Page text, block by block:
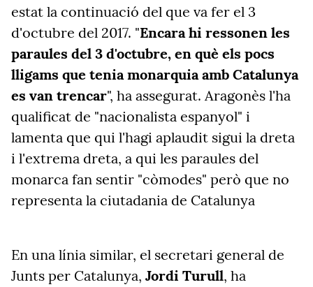
estat la continuació del que va fer el 3
d'octubre del 2017. "Encara hi ressonen les
paraules del 3 d'octubre, en què els pocs
lligams que tenia monarquia amb Catalunya
es van trencar", ha assegurat. Aragonès l'ha
qualificat de "nacionalista espanyol" i
lamenta que qui l'hagi aplaudit sigui la dreta
i l'extrema dreta, a qui les paraules del
monarca fan sentir "còmodes" però que no
representa la ciutadania de Catalunya
En una línia similar, el secretari general de
Junts per Catalunya, Jordi Turull, ha